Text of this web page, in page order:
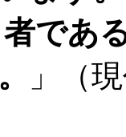
であ
」（